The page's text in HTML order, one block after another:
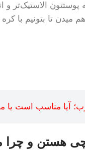
الاستیک‌تر و
تا بتونیم با کره
آیا مناسب است یا
چی هستن و